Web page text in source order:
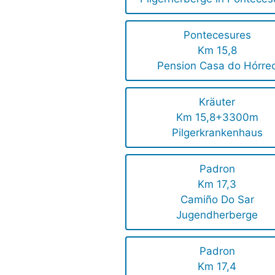
Pontecesures
Km 15,8
Pension Casa do
Kräuter
Km 15,8+3300m
Pilgerkrankenhaus
Padron
Km 17,3
Camiño Do Sar
Jugendherberge
Padron
Km 17,4